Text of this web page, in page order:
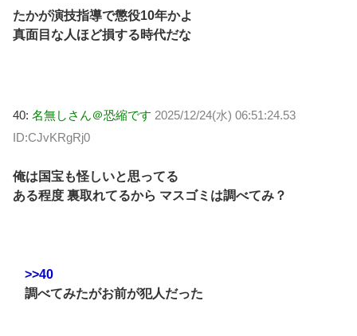
たかが演技指導で懲役10年かよ
真面目な人ほど損する時代だな
40: 名無しさん＠恐縮です 2025/12/24(水) 06:51:24.53
ID:CJvKRgRj0
俺は国宝も怪しいと思ってる
ある程度 裏取れてるから マスゴミは調べてみ？
>>40
調べてみたがお前が犯人だった